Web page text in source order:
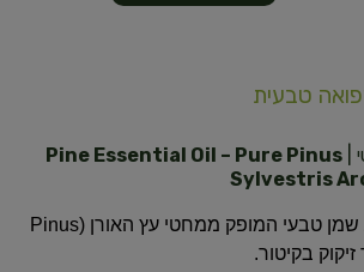
טבעית
|
Pine Essential Oil – Pure Pinus
Sylvestris
שמן אתרי אורן הוא שמן טבעי המופק ממחטי עץ האורן (Pinus